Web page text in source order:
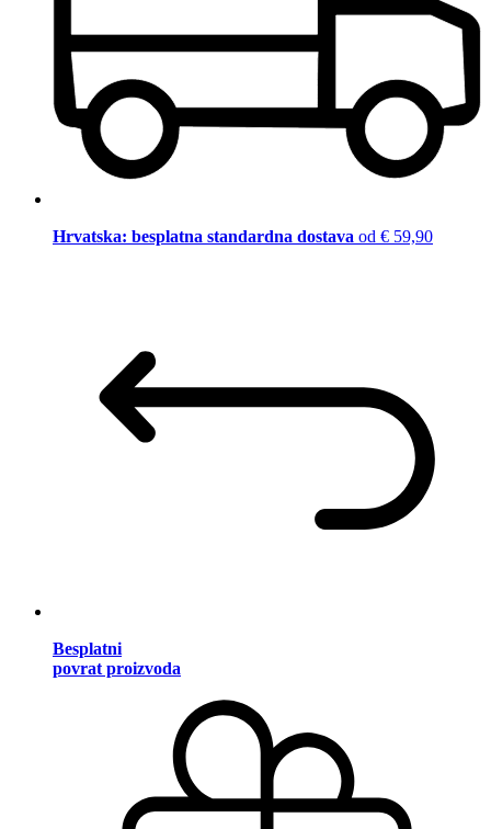
Hrvatska: besplatna standardna dostava od € 59,90
Besplatni
povrat proizvoda